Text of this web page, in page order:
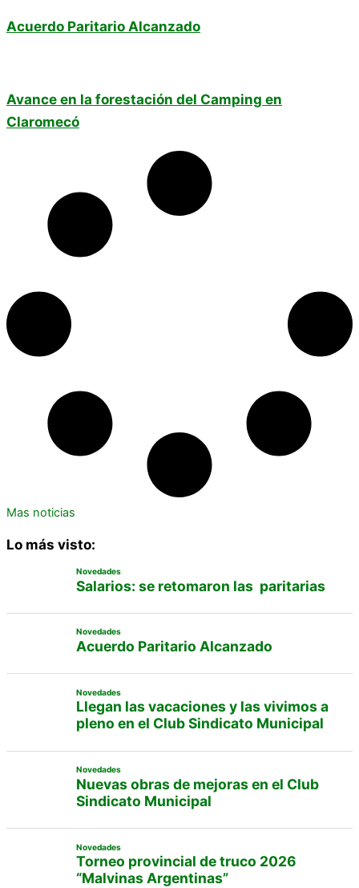
Acuerdo Paritario Alcanzado
Avance en la forestación del Camping en
Claromecó
Mas noticias
Lo más visto:
Novedades
Salarios: se retomaron las paritarias
Novedades
Acuerdo Paritario Alcanzado
Novedades
Llegan las vacaciones y las vivimos a
pleno en el Club Sindicato Municipal
Novedades
Nuevas obras de mejoras en el Club
Sindicato Municipal
Novedades
Torneo provincial de truco 2026
“Malvinas Argentinas”